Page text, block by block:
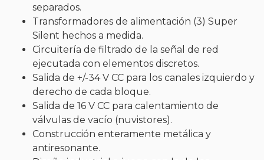
separados.
Transformadores de alimentación (3) Super
Silent hechos a medida.
Circuitería de filtrado de la señal de red
ejecutada con elementos discretos.
Salida de +/-34 V CC para los canales izquierdo y
derecho de cada bloque.
Salida de 16 V CC para calentamiento de
válvulas de vacío (nuvistores).
Construcción enteramente metálica y
antiresonante.